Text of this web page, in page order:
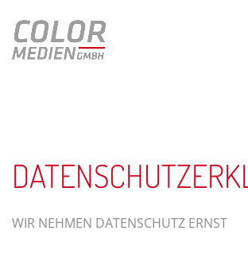
WIR NEHMEN DATENSCHUTZ ERNST